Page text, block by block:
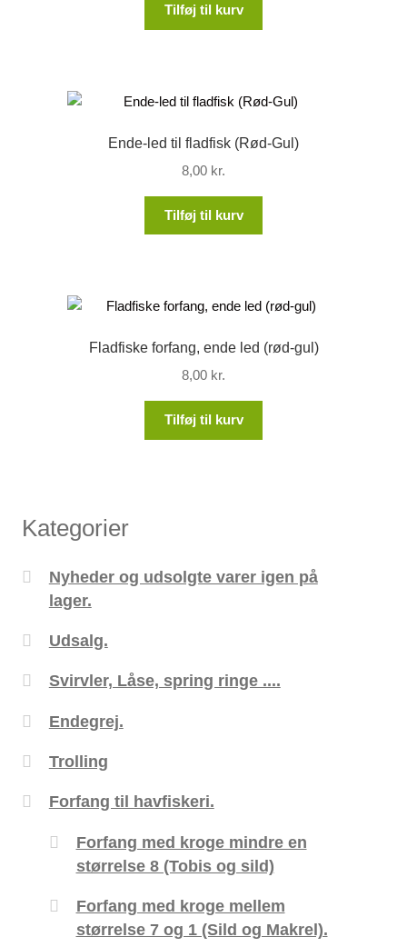
Tilføj til kurv
Ende-led til fladfisk (Rød-Gul)
8,00 kr.
Tilføj til kurv
Fladfiske forfang, ende led (rød-gul)
8,00 kr.
Tilføj til kurv
Kategorier
Nyheder og udsolgte varer igen på
lager.
Udsalg.
Svirvler, Låse, spring ringe ....
Endegrej.
Trolling
Forfang til havfiskeri.
Forfang med kroge mindre en
størrelse 8 (Tobis og sild)
Forfang med kroge mellem
størrelse 7 og 1 (Sild og Makrel).